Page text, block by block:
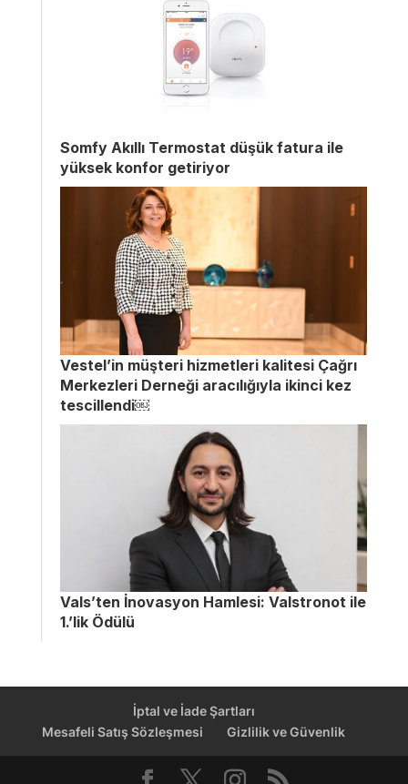
Somfy Akıllı Termostat düşük fatura ile
yüksek konfor getiriyor
Vestel’in müşteri hizmetleri kalitesi Çağrı
Merkezleri Derneği aracılığıyla ikinci kez
tescillendi￼
Vals’ten İnovasyon Hamlesi: Valstronot ile
1.’lik Ödülü
İptal ve İade Şartları
Mesafeli Satış Sözleşmesi
Gizlilik ve Güvenlik